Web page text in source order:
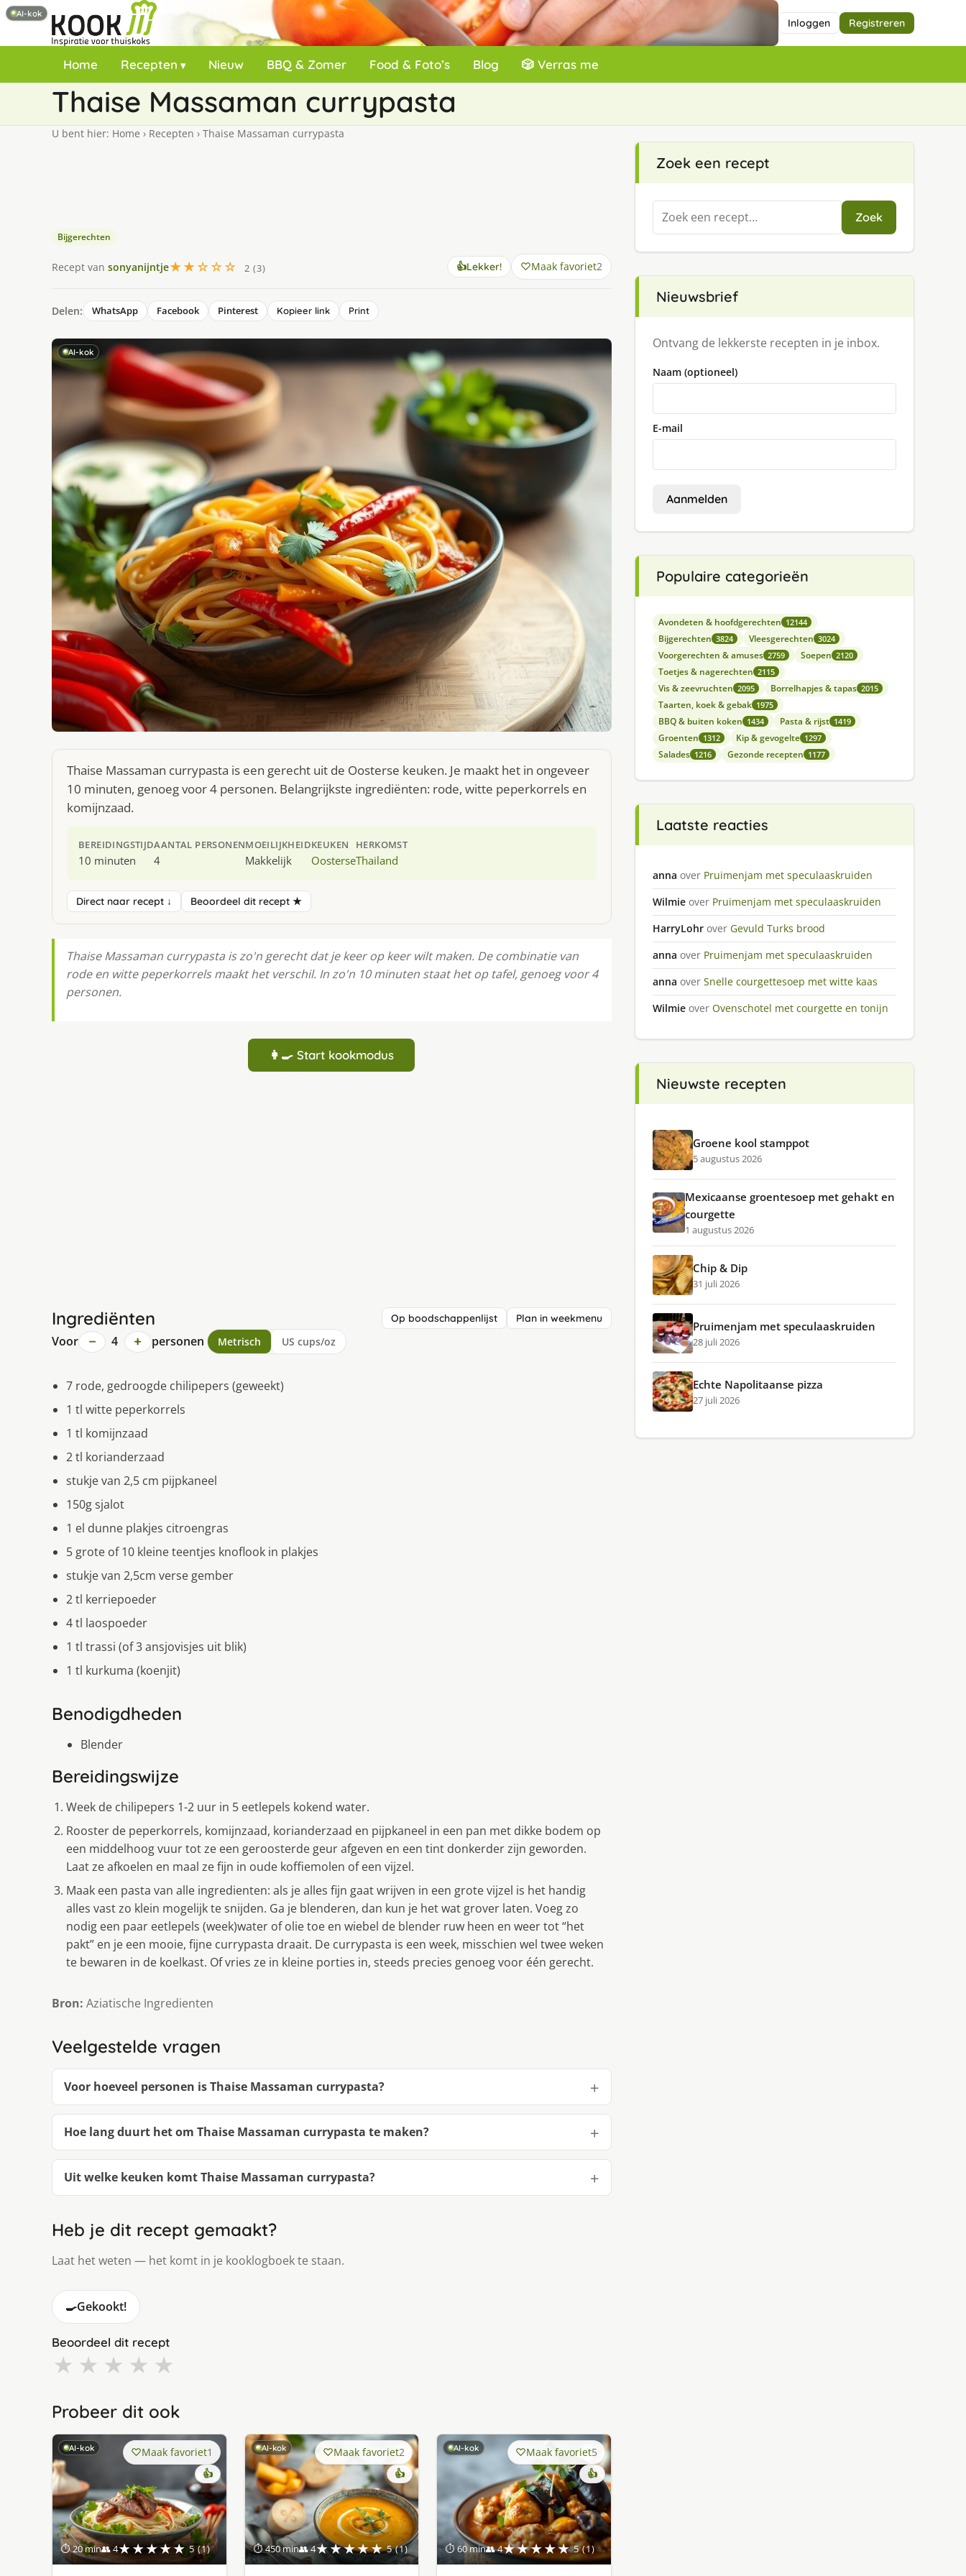
Inloggen Registreren
Home Recepten Nieuw BBQ & Zomer Food & Foto’s Blog 🎲 Verras me
Thaise Massaman currypasta
U bent hier: Home › Recepten › Thaise Massaman currypasta
Bijgerechten
Recept van sonyanijntje★★☆☆☆ 2 (3) 👍Lekker! Maak favoriet2
Delen: WhatsApp Facebook Pinterest Kopieer link Print
AI-kok
Thaise Massaman currypasta is een gerecht uit de Oosterse keuken. Je maakt het in ongeveer
10 minuten, genoeg voor 4 personen. Belangrijkste ingrediënten: rode, witte peperkorrels en
komijnzaad.
BEREIDINGSTIJD
10 minuten
AANTAL PERSONEN
4
MOEILIJKHEID
Makkelijk
KEUKEN
Oosterse
HERKOMST
Thailand
Direct naar recept ↓ Beoordeel dit recept ★
Thaise Massaman currypasta is zo'n gerecht dat je keer op keer wilt maken. De combinatie van
rode en witte peperkorrels maakt het verschil. In zo'n 10 minuten staat het op tafel, genoeg voor 4
personen.
👩‍🍳 Start kookmodus
Ingrediënten Op boodschappenlijst Plan in weekmenu
Voor − 4 + personen Metrisch US cups/oz
7 rode, gedroogde chilipepers (geweekt)
1 tl witte peperkorrels
1 tl komijnzaad
2 tl korianderzaad
stukje van 2,5 cm pijpkaneel
150g sjalot
1 el dunne plakjes citroengras
5 grote of 10 kleine teentjes knoflook in plakjes
stukje van 2,5cm verse gember
2 tl kerriepoeder
4 tl laospoeder
1 tl trassi (of 3 ansjovisjes uit blik)
1 tl kurkuma (koenjit)
Benodigdheden
Blender
Bereidingswijze
Week de chilipepers 1-2 uur in 5 eetlepels kokend water.
Rooster de peperkorrels, komijnzaad, korianderzaad en pijpkaneel in een pan met dikke bodem op
een middelhoog vuur tot ze een geroosterde geur afgeven en een tint donkerder zijn geworden.
Laat ze afkoelen en maal ze fijn in oude koffiemolen of een vijzel.
Maak een pasta van alle ingredienten: als je alles fijn gaat wrijven in een grote vijzel is het handig
alles vast zo klein mogelijk te snijden. Ga je blenderen, dan kun je het wat grover laten. Voeg zo
nodig een paar eetlepels (week)water of olie toe en wiebel de blender ruw heen en weer tot “het
pakt” en je een mooie, fijne currypasta draait. De currypasta is een week, misschien wel twee weken
te bewaren in de koelkast. Of vries ze in kleine porties in, steeds precies genoeg voor één gerecht.
Bron: Aziatische Ingredienten
Veelgestelde vragen
Voor hoeveel personen is Thaise Massaman currypasta?
Hoe lang duurt het om Thaise Massaman currypasta te maken?
Uit welke keuken komt Thaise Massaman currypasta?
Heb je dit recept gemaakt?
Laat het weten — het komt in je kooklogboek te staan.
🍳Gekookt!
Beoordeel dit recept
★ ★ ★ ★ ★
Probeer dit ook
AI-kok
⏱ 20 min👥 4★★★★★ 5 (1)
Maak favoriet1
👍
AI-kok
⏱ 450 min👥 4★★★★★ 5 (1)
Maak favoriet2
👍
AI-kok
⏱ 60 min👥 4★★★★★ 5 (1)
Maak favoriet5
👍
Zoek een recept
Zoeken
naar:
Zoek
Nieuwsbrief
Ontvang de lekkerste recepten in je inbox.
Naam (optioneel)
E-mail
Aanmelden
Populaire categorieën
Avondeten & hoofdgerechten 12144
Bijgerechten 3824 Vleesgerechten 3024
Voorgerechten & amuses 2759 Soepen 2120
Toetjes & nagerechten 2115
Vis & zeevruchten 2095 Borrelhapjes & tapas 2015
Taarten, koek & gebak 1975
BBQ & buiten koken 1434 Pasta & rijst 1419
Groenten 1312 Kip & gevogelte 1297
Salades 1216 Gezonde recepten 1177
Laatste reacties
anna over Pruimenjam met speculaaskruiden
Wilmie over Pruimenjam met speculaaskruiden
HarryLohr over Gevuld Turks brood
anna over Pruimenjam met speculaaskruiden
anna over Snelle courgettesoep met witte kaas
Wilmie over Ovenschotel met courgette en tonijn
Nieuwste recepten
Groene kool stamppot
5 augustus 2026
Mexicaanse groentesoep met gehakt en
courgette
1 augustus 2026
Chip & Dip
31 juli 2026
Pruimenjam met speculaaskruiden
28 juli 2026
AI-kok
Echte Napolitaanse pizza
27 juli 2026